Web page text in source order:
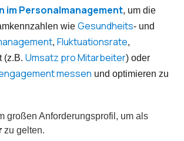
im Personalmanagement, um die
wie Gesundheits- und
, Fluktuationsrate,
(z.B. Umsatz pro Mitarbeiter) oder
messen und optimieren zu
großen Anforderungsprofil, um als
zu gelten.